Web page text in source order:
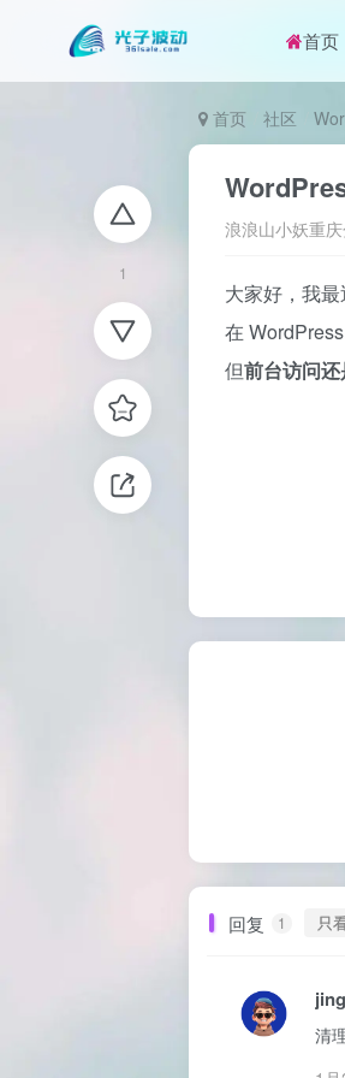
首页
1
首页 社区
浪浪山小妖重
大家好，我
在
但前台访问
回复 1 只
清